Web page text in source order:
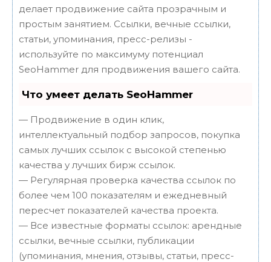
делает продвижение сайта прозрачным и
простым занятием. Ссылки, вечные ссылки,
статьи, упоминания, пресс-релизы -
используйте по максимуму потенциал
SeoHammer для продвижения вашего сайта.
Что умеет делать SeoHammer
— Продвижение в один клик,
интеллектуальный подбор запросов, покупка
самых лучших ссылок с высокой степенью
качества у лучших бирж ссылок.
— Регулярная проверка качества ссылок по
более чем 100 показателям и ежедневный
пересчет показателей качества проекта.
— Все известные форматы ссылок: арендные
ссылки, вечные ссылки, публикации
(упоминания, мнения, отзывы, статьи, пресс-